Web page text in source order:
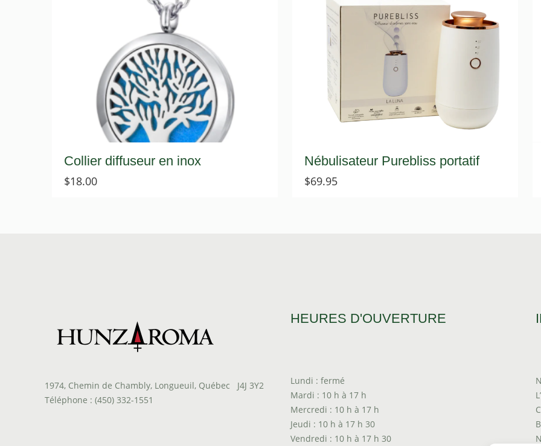
Collier diffuseur en inox
$18.00
Nébulisateur Purebliss portatif
$69.95
1974, Chemin de Chambly, Longueuil, Québec J4J 3Y2
Téléphone : (450) 332-1551
HEURES D'OUVERTURE
Lundi : fermé
Mardi : 10 h à 17 h
Mercredi : 10 h à 17 h
Jeudi : 10 h à 17 h 30
Vendredi : 10 h à 17 h 30